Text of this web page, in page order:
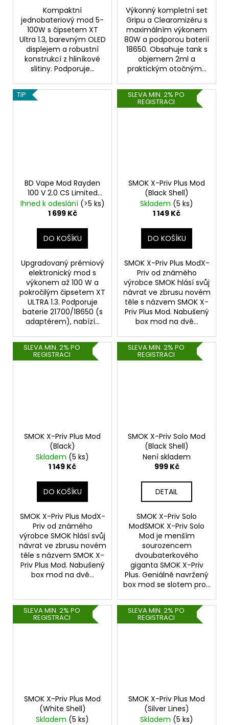
Kompaktní
jednobateriový mod 5-
100W s čipsetem XT
Ultra 1.3, barevným OLED
displejem a robustní
konstrukcí z hliníkové
slitiny. Podporuje...
Výkonný kompletní set
Gripu a Clearomizéru s
maximálním výkonem
80W a podporou baterií
18650. Obsahuje tank s
objemem 2ml a
praktickým otočným...
TIP
BD Vape Mod Rayden
100 V 2.0 CS Limited
Edition100W
Ihned k odeslání (>5 ks)
1 699 Kč
DO KOŠÍKU
Upgradovaný prémiový
elektronický mod s
výkonem až 100 W a
pokročilým čipsetem XT
ULTRA 1.3. Podporuje
baterie 21700/18650 (s
adaptérem), nabízí...
SLEVA MIN. 2% PO
REGISTRACI
SMOK X-Priv Plus Mod
(Black Shell)
Skladem (5 ks)
1 149 Kč
DO KOŠÍKU
SMOK X-Priv Plus ModX-
Priv od známého
výrobce SMOK hlásí svůj
návrat ve zbrusu novém
těle s názvem SMOK X-
Priv Plus Mod. Nabušený
box mod na dvě...
SLEVA MIN. 2% PO
REGISTRACI
SMOK X-Priv Plus Mod
(Black)
Skladem (5 ks)
1 149 Kč
DO KOŠÍKU
SMOK X-Priv Plus ModX-
Priv od známého
výrobce SMOK hlásí svůj
návrat ve zbrusu novém
těle s názvem SMOK X-
Priv Plus Mod. Nabušený
box mod na dvě...
SLEVA MIN. 2% PO
REGISTRACI
SMOK X-Priv Solo Mod
(Black Shell)
Není skladem
999 Kč
DETAIL
SMOK X-Priv Solo
ModSMOK X-Priv Solo
Mod je menším
sourozencem
dvoubaterkového
giganta SMOK X-Priv
Plus. Geniálně navržený
box mod se slotem pro...
SLEVA MIN. 2% PO
REGISTRACI
SMOK X-Priv Plus Mod
(White Shell)
Skladem (5 ks)
SLEVA MIN. 2% PO
REGISTRACI
SMOK X-Priv Plus Mod
(Silver Lines)
Skladem (5 ks)